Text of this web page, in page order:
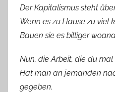
Der Kapitalismus steht
Wenn es zu Hause zu viel
Bauen sie es billiger
Nun, die Arbeit, die du mal
Hat man an jemanden
gegeben.